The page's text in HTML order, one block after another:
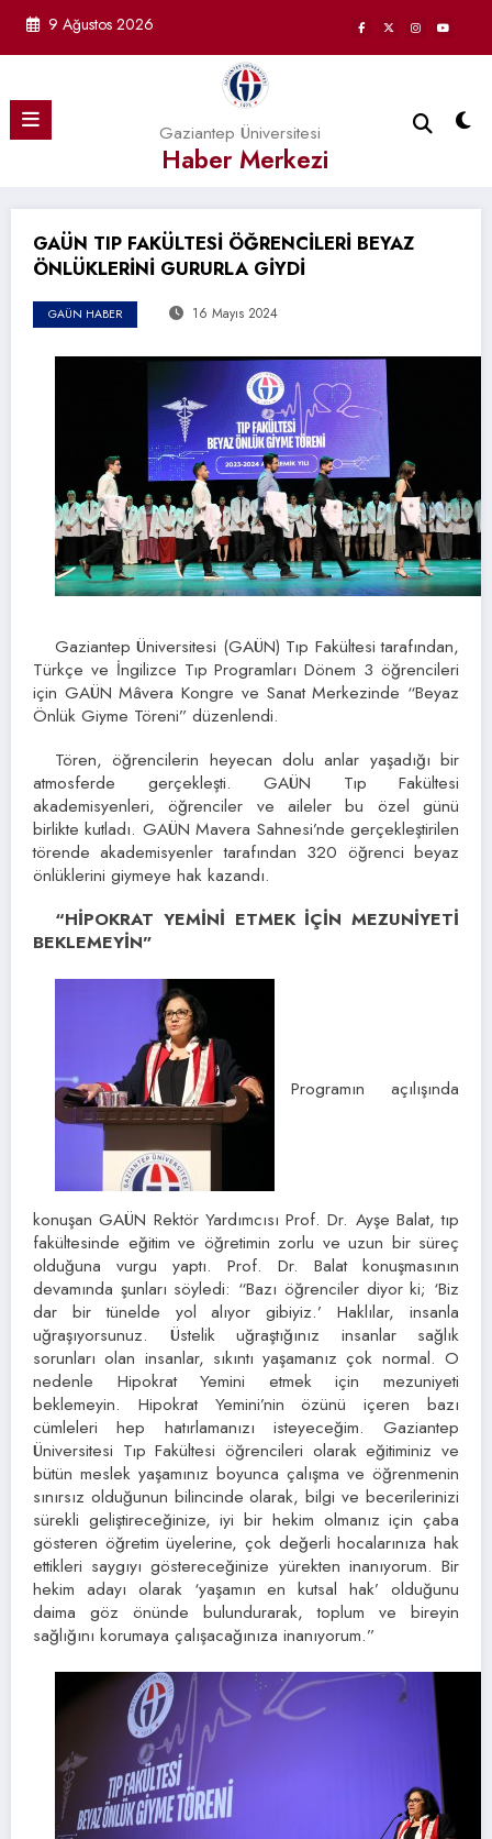
9 Ağustos 2026
Gaziantep Üniversitesi
Haber Merkezi
GAÜN TIP FAKÜLTESİ ÖĞRENCİLERİ BEYAZ
ÖNLÜKLERİNİ GURURLA GİYDİ
GAÜN HABER 16 Mayıs 2024
Gaziantep Üniversitesi (GAÜN) Tıp Fakültesi tarafından,
Türkçe ve İngilizce Tıp Programları Dönem 3 öğrencileri
için GAÜN Mâvera Kongre ve Sanat Merkezinde “Beyaz
Önlük Giyme Töreni” düzenlendi.
Tören, öğrencilerin heyecan dolu anlar yaşadığı bir
atmosferde gerçekleşti. GAÜN Tıp Fakültesi
akademisyenleri, öğrenciler ve aileler bu özel günü
birlikte kutladı. GAÜN Mavera Sahnesi’nde gerçekleştirilen
törende akademisyenler tarafından 320 öğrenci beyaz
önlüklerini giymeye hak kazandı.
“HİPOKRAT YEMİNİ ETMEK İÇİN MEZUNİYETİ
BEKLEMEYİN”
Programın açılışında
konuşan GAÜN Rektör Yardımcısı Prof. Dr. Ayşe Balat, tıp
fakültesinde eğitim ve öğretimin zorlu ve uzun bir süreç
olduğuna vurgu yaptı. Prof. Dr. Balat konuşmasının
devamında şunları söyledi: “Bazı öğrenciler diyor ki; ‘Biz
dar bir tünelde yol alıyor gibiyiz.’ Haklılar, insanla
uğraşıyorsunuz. Üstelik uğraştığınız insanlar sağlık
sorunları olan insanlar, sıkıntı yaşamanız çok normal. O
nedenle Hipokrat Yemini etmek için mezuniyeti
beklemeyin. Hipokrat Yemini’nin özünü içeren bazı
cümleleri hep hatırlamanızı isteyeceğim. Gaziantep
Üniversitesi Tıp Fakültesi öğrencileri olarak eğitiminiz ve
bütün meslek yaşamınız boyunca çalışma ve öğrenmenin
sınırsız olduğunun bilincinde olarak, bilgi ve becerilerinizi
sürekli geliştireceğinize, iyi bir hekim olmanız için çaba
gösteren öğretim üyelerine, çok değerli hocalarınıza hak
ettikleri saygıyı göstereceğinize yürekten inanıyorum. Bir
hekim adayı olarak ‘yaşamın en kutsal hak’ olduğunu
daima göz önünde bulundurarak, toplum ve bireyin
sağlığını korumaya çalışacağınıza inanıyorum.”